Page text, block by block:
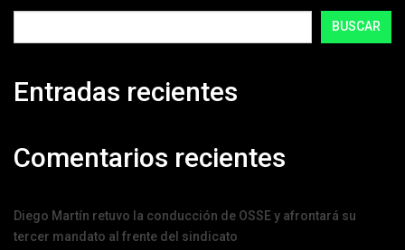
BUSCAR
Entradas recientes
Comentarios recientes
Diego Martín retuvo la conducción de OSSE y afrontará su
tercer mandato al frente del sindicato